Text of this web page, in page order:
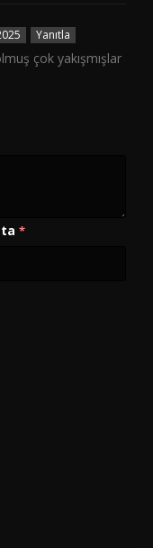
Yanıtla
çok yakışmışlar
*